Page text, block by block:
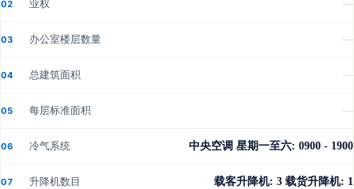
02 业权 —
03 办公室楼层数量 —
04 总建筑面积 —
05 每层标准面积 —
06 冷气系统 中央空调 星期一至六: 0900 - 1900
07 升降机数目 载客升降机: 3 载货升降机: 1